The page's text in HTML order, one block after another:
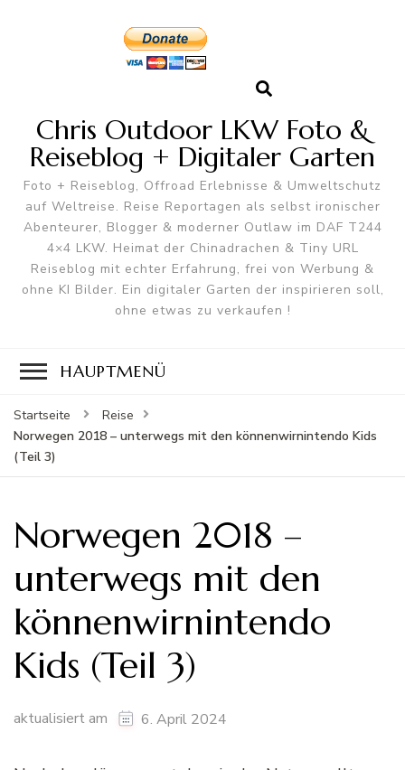
Chris Outdoor LKW Foto &
Reiseblog + Digitaler Garten
Foto + Reiseblog, Offroad Erlebnisse & Umweltschutz
auf Weltreise. Reise Reportagen als selbst ironischer
Abenteurer, Blogger & moderner Outlaw im DAF T244
4×4 LKW. Heimat der Chinadrachen & Tiny URL
Reiseblog mit echter Erfahrung, frei von Werbung &
ohne KI Bilder. Ein digitaler Garten der inspirieren soll,
ohne etwas zu verkaufen !
HAUPTMENÜ
Startseite
Reise
Norwegen 2018 – unterwegs mit den könnenwirnintendo Kids
(Teil 3)
Norwegen 2018 –
unterwegs mit den
könnenwirnintendo
Kids (Teil 3)
aktualisiert am 6. April 2024